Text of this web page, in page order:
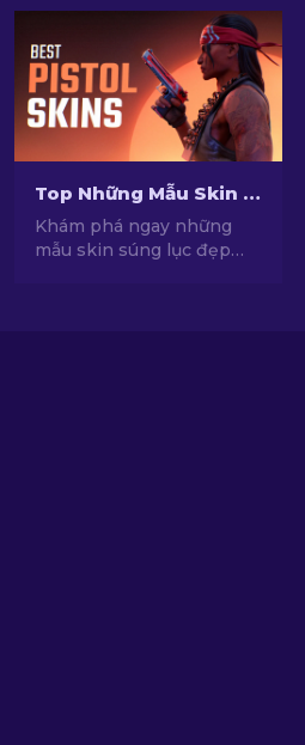
Top Những Mẫu Skin Súng Lục Đẹp Nhất Trong CS2 [2026]
Khám phá ngay những
mẫu skin súng lục đẹp